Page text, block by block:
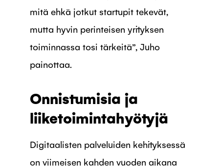
mitä ehkä jotkut startupit tekevät,
mutta hyvin perinteisen yrityksen
toiminnassa tosi tärkeitä”, Juho
painottaa.
Onnistumisia ja
liiketoimintahyötyjä
Digitaalisten palveluiden kehityksessä
on viimeisen kahden vuoden aikana